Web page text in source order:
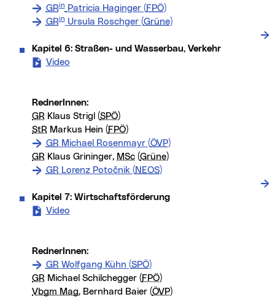
GRin Patricia Haginger ( FPÖ)
GRinUrsula Roschger (Grüne)
Kapitel 6: Straßen- und Wasserbau, Verkehr
Video
RednerInnen:
GR Klaus Strigl (SPÖ)
StR Markus Hein ( FPÖ)
GR Michael Rosenmayr (ÖVP)
GR Klaus Grininger, MSc (Grüne)
GR Lorenz Potočnik ( NEOS)
Kapitel 7: Wirtschaftsförderung
Video
RednerInnen:
GR Wolfgang Kühn (SPÖ)
GR Michael Schilchegger ( FPÖ)
Vbgm Mag. Bernhard Baier (ÖVP)